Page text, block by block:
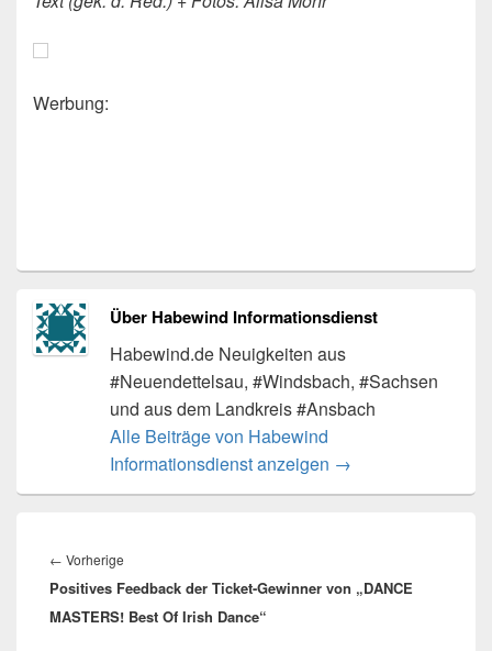
Werbung:
Über Habewind Informationsdienst
Habewind.de Neuigkeiten aus
#Neuendettelsau, #Windsbach, #Sachsen
und aus dem Landkreis #Ansbach
Alle Beiträge von Habewind
Informationsdienst anzeigen →
← Vorherige
Beitrag:
Positives Feedback der Ticket-Gewinner von „DANCE
MASTERS! Best Of Irish Dance“